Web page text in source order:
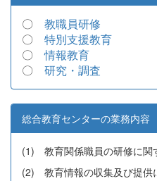
〇 教職員研修
〇 特別支援教育
〇情報教育
〇 研究・調査
総合教育センターの業務内容
(1) 教育関係職員の研修に関
(2) 教育情報の収集及び提供